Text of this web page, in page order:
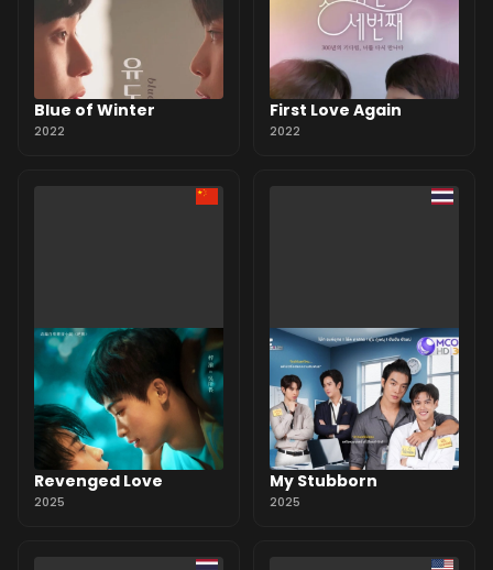
Blue of Winter
2022
First Love Again
2022
Revenged Love
2025
My Stubborn
2025